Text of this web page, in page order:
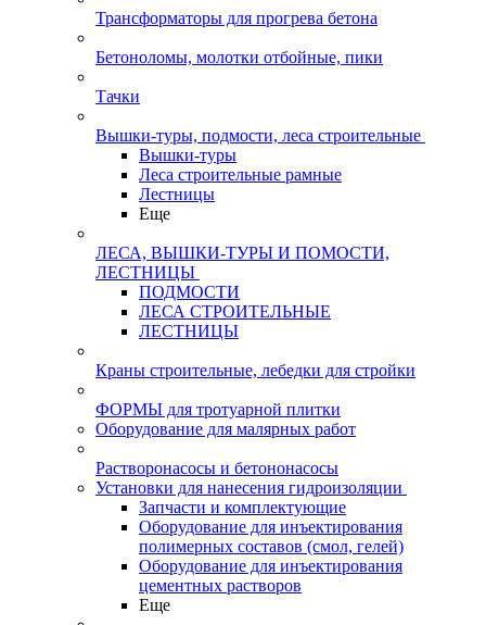
Трансформаторы для прогрева бетона
Бетоноломы, молотки отбойные, пики
Тачки
Вышки-туры, подмости, леса строительные
Вышки-туры
Леса строительные рамные
Лестницы
Еще
ЛЕСА, ВЫШКИ-ТУРЫ И ПОМОСТИ,
ЛЕСТНИЦЫ
ПОДМОСТИ
ЛЕСА СТРОИТЕЛЬНЫЕ
ЛЕСТНИЦЫ
Краны строительные, лебедки для стройки
ФОРМЫ для тротуарной плитки
Оборудование для малярных работ
Растворонасосы и бетононасосы
Установки для нанесения гидроизоляции
Запчасти и комплектующие
Оборудование для инъектирования
полимерных составов (смол, гелей)
Оборудование для инъектирования
цементных растворов
Еще